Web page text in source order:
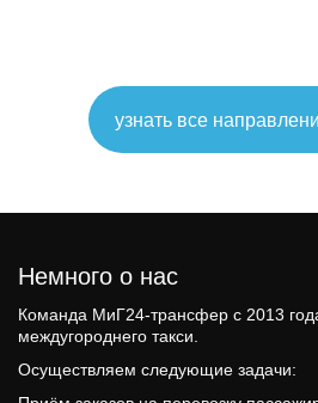
узнать все
Немного о нас
Команда МиГ24-трансфер c 2013
междугороднего такси.
Осуществляем следующие задачи: